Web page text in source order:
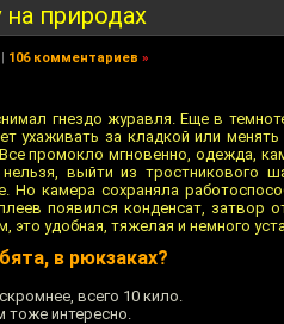
природах
| 106 комментариев »
гнездо журавля. Еще в
ухаживать за кладкой или
промокло мгновенно, одежда,
выйти из тростникового
Но камера сохраняла
появился конденсат, затвор
это удобная, тяжелая и немного
в рюкзаках?
всего 10 кило.
тоже интересно.